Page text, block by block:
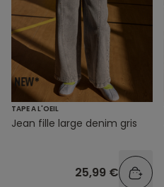
TAPE A L'OEIL
Jean fille large denim gris
25,99 €